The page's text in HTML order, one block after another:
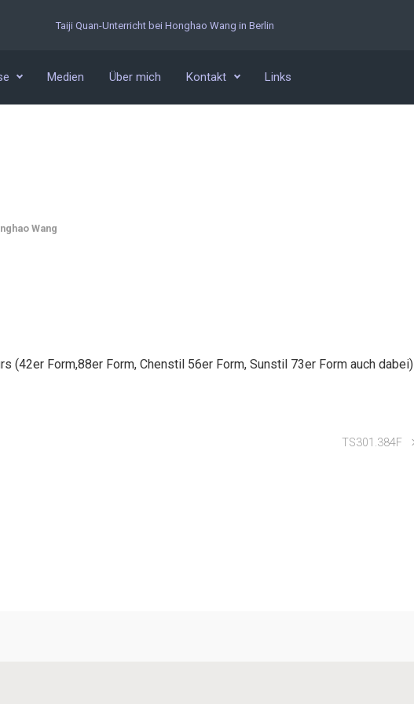
Taiji Quan-Unterricht bei Honghao Wang in Berlin
Medien Über mich Kontakt Links
Wang
(42er Form,88er Form, Chenstil 56er Form, Sunstil 73er Form auch dabei)
TS301.384F